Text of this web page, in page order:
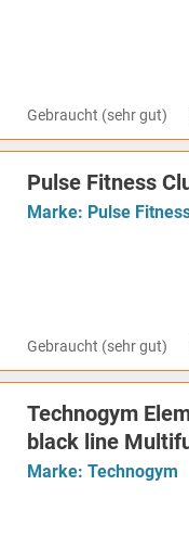
Gebraucht (sehr gut)
Pulse Fitness
Marke: Pulse
Gebraucht (sehr gut)
Technogym
black line
Marke: Technogym